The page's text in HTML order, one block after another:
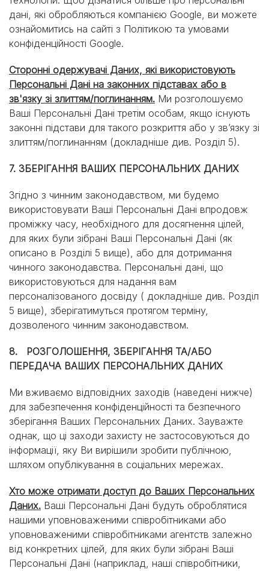
дані, які обробляються компанією Google, ви можете
ознайомитись на сайті з Політикою та умовами
конфіденційності Google.
Сторонні одержувачі Даних, які використовують
Персональні Дані на законних підставах або в
зв'язку зі злиттям/поглинанням. Ми розголошуємо
Ваші Персональні Дані третім особам, якщо існують
законні підстави для такого розкриття або у зв’язку зі
злиттям/поглинанням (докладніше див. Розділ 5).
7. ЗБЕРІГАННЯ ВАШИХ ПЕРСОНАЛЬНИХ ДАНИХ
Згідно з чинним законодавством, ми будемо
використовувати Ваші Персональні Дані впродовж
проміжку часу, необхідного для досягнення цілей,
для яких були зібрані Ваші Персональні Дані (як
описано в Розділі 5 вище), або для дотримання
чинного законодавства. Персональні дані, що
використовуються для надання вам
персоналізованого досвіду ( докладніше див. Розділ
5 вище), зберігатимуться протягом терміну,
дозволеного чинним законодавством.
8. РОЗГОЛОШЕННЯ, ЗБЕРІГАННЯ ТА/АБО
ПЕРЕДАЧА ВАШИХ ПЕРСОНАЛЬНИХ ДАНИХ
Ми вживаємо відповідних заходів (наведені нижче)
для забезпечення конфіденційності та безпечного
зберігання Ваших Персональних Даних. Зауважте
однак, що ці заходи захисту не застосовуються до
інформації, яку Ви вирішили зробити публічною,
шляхом опублікування в соціальних мережах.
Хто може отримати доступ до Ваших Персональних
Даних. Ваші Персональні Дані будуть оброблятися
нашими уповноваженими співробітниками або
уповноваженими співробітниками агентств залежно
від конкретних цілей, для яких були зібрані Ваші
Персональні Дані (наприклад, наші співробітники,